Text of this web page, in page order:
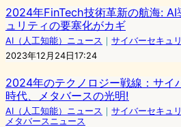
2024年FinTech技術革新の航海: AI
ュリティの要塞化がカギ
AI（人工知能）ニュース ｜ サイバーセキュ
2023年12月24日17:24
2024年のテクノロジー戦線：サイ
時代、メタバースの光明!
AI（人工知能）ニュース ｜ サイバーセキュ
メタバースニュース